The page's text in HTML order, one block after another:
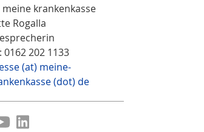
meine krankenkasse
Rogalla
0162 202 1133
(at) meine-
(dot) de